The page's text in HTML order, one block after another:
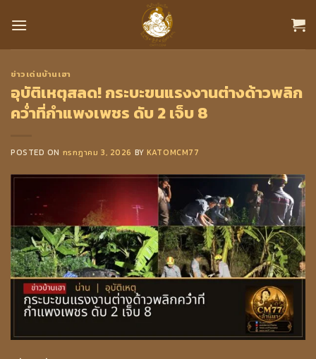
ข่าวเด่นบ้านเฮา
อุบัติเหตุสลด! กระบะขนแรงงานต่างด้าวพลิก
คว่ำที่กำแพงเพชร ดับ 2 เจ็บ 8
POSTED ON กรกฎาคม 3, 2026 BY KATOMCM77